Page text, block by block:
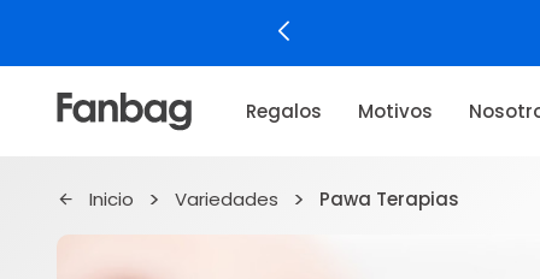
Regalos Motivos
Inicio Variedades Pawa Terapias